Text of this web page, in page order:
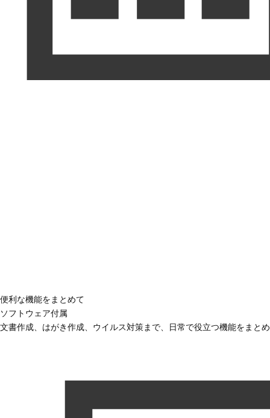
便利な機能をまとめて
ソフトウェア付属
文書作成、はがき作成、ウイルス対策まで、日常で役立つ機能をまと